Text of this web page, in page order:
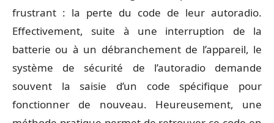
frustrant : la perte du code de leur autoradio.
Effectivement, suite à une interruption de la
batterie ou à un débranchement de l’appareil, le
système de sécurité de l’autoradio demande
souvent la saisie d’un code spécifique pour
fonctionner de nouveau. Heureusement, une